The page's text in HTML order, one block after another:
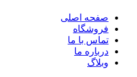
صفحه اصلی
فروشگاه
تماس با ما
درباره ما
وبلاگ